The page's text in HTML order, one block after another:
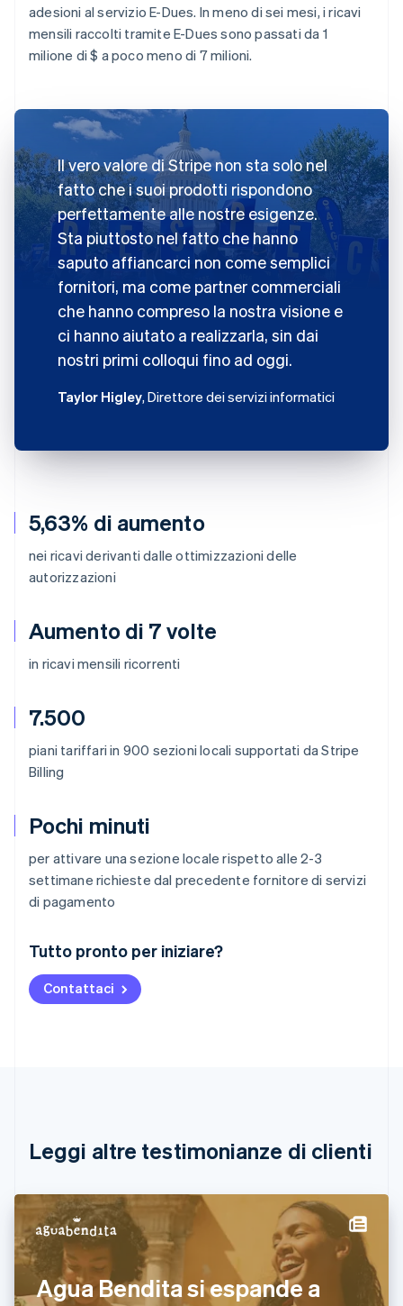
5,63% di aumento
nei ricavi derivanti dalle ottimizzazioni delle
autorizzazioni
Aumento di 7 volte
in ricavi mensili ricorrenti
7.500
piani tariffari in 900 sezioni locali supportati da Stripe
Billing
Pochi minuti
per attivare una sezione locale rispetto alle 2-3
settimane richieste dal precedente fornitore di servizi
di pagamento
Tutto pronto per iniziare?
Contattaci
adesioni al servizio E-Dues. In meno di sei mesi, i ricavi
mensili raccolti tramite E-Dues sono passati da 1
milione di $ a poco meno di 7 milioni.
Il vero valore di Stripe non sta solo nel
fatto che i suoi prodotti rispondono
perfettamente alle nostre esigenze.
Sta piuttosto nel fatto che hanno
saputo affiancarci non come semplici
fornitori, ma come partner commerciali
che hanno compreso la nostra visione e
ci hanno aiutato a realizzarla, sin dai
nostri primi colloqui fino ad oggi.
Taylor Higley, Direttore dei servizi informatici
Leggi altre testimonianze di clienti
Agua Bendita si espande a
Australia
English
Austria
DeutschEnglish
English Français
Cina continentale
Cipro
English
Croazia
EnglishItaliano
Danimarca
English